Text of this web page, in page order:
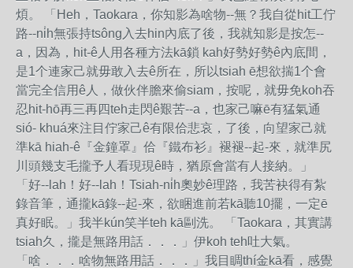
煩。 「Heh，Taokara，你知影為啥物--無？我自從hit工佇
路--ni̍h無張持tsông入去hin內底了後，我就知影是按怎--
a，因為，hit-ê人用各種方法kā鎖 kah好勢好勢ê內底間，
是1个連家己就毋敢入去ê所在，所以tsiah ē想欲揣1个會
當完全信用ê人，做伙伴膽來偷siam，按呢，就毋免koh吞
忍hit-hō再三再四teh走閃ê艱苦--a，也家己嘛ē有猛氣通
sió- khuá來注目佇家己ê有限佮悲哀，了後，向望家己就
準kā hiah-ê『金鐘罩』佮『鐵布衫』褪褪--起-來，就準尻
川頭幾支毛攏予人看現現ê時，猶原會當有人接納。」
「好--lah！好--lah！Tsiah-ni̍h奧妙ê理路，我苦袂得有紮
錄音筆，通攏kā錄--起-來，欲睏進前若kā聽10擺，一定ē
真好眠。」我半kún笑半teh kā剾洗。 「Taokara，其實講
tsiah久，攏是無路用話．．．」伊koh teh吐大氣。
「啥．．．啥物無路用話．．．」我目睭thí金kā看，感覺